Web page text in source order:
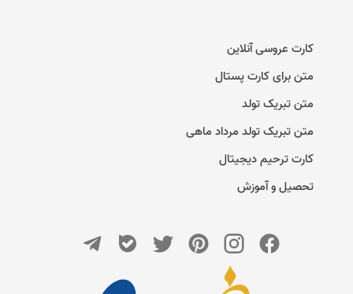
کارت عروسی آنلاین
متن برای کارت پستال
متن تبریک تولد
متن تبریک تولد مرداد ماهی
کارت ترحیم دیجیتال
تحصیل و آموزش